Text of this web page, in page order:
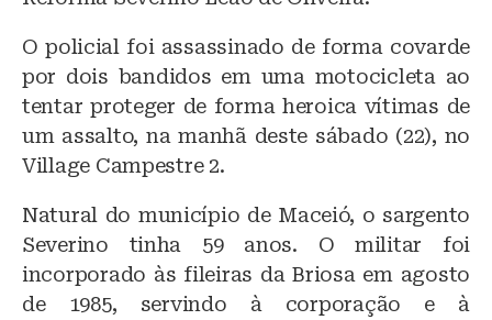
O policial foi assassinado de forma covarde
por dois bandidos em uma motocicleta ao
tentar proteger de forma heroica vítimas de
um assalto, na manhã deste sábado (22), no
Village Campestre 2.
Natural do município de Maceió, o sargento
Severino tinha 59 anos. O militar foi
incorporado às fileiras da Briosa em agosto
de 1985, servindo à corporação e à